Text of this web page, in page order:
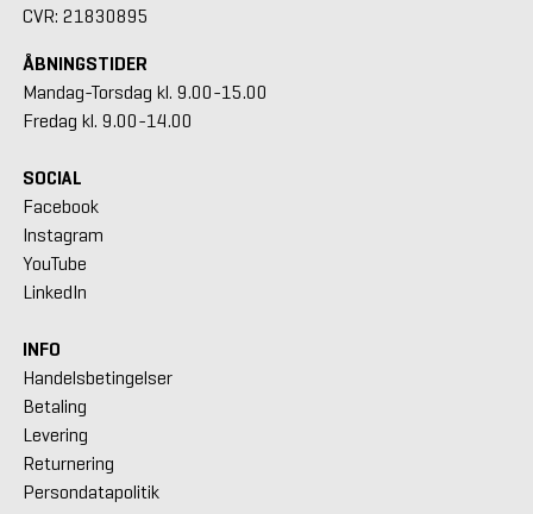
CVR: 21830895
ÅBNINGSTIDER
Mandag-Torsdag kl. 9.00-15.00
Fredag kl. 9.00-14.00
SOCIAL
Facebook
Instagram
YouTube
LinkedIn
INFO
Handelsbetingelser
Betaling
Levering
Returnering
Persondatapolitik